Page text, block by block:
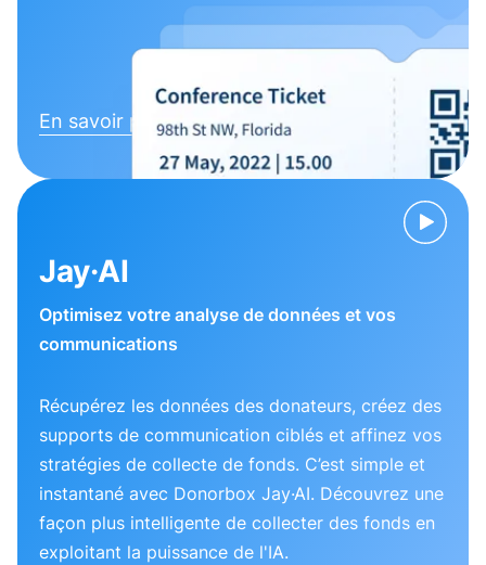
En savoir plus
Jay·AI
Optimisez votre analyse de données et vos
communications
Récupérez les données des donateurs, créez des
supports de communication ciblés et affinez vos
stratégies de collecte de fonds. C’est simple et
instantané avec Donorbox Jay·AI. Découvrez une
façon plus intelligente de collecter des fonds en
exploitant la puissance de l'IA.